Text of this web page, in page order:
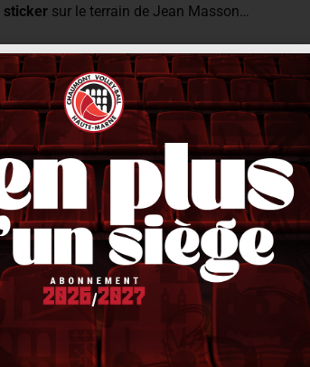
sticker sur le terrain de Jean Masson…